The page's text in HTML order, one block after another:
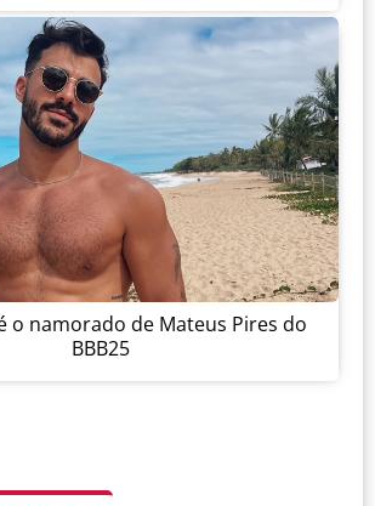
o namorado de Mateus Pires do
BBB25